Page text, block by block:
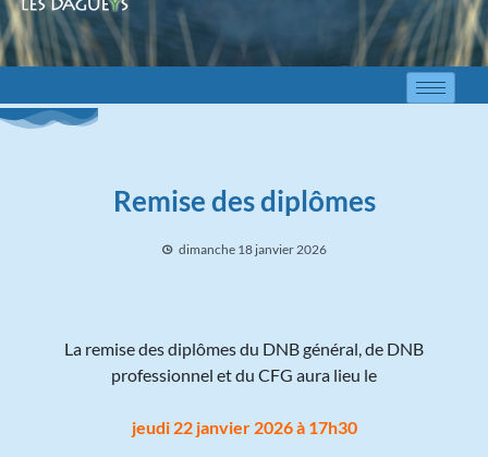
Remise des diplômes
dimanche 18 janvier 2026
La remise des diplômes du DNB général, de DNB
professionnel et du CFG aura lieu le
jeudi 22 janvier 2026 à 17h30